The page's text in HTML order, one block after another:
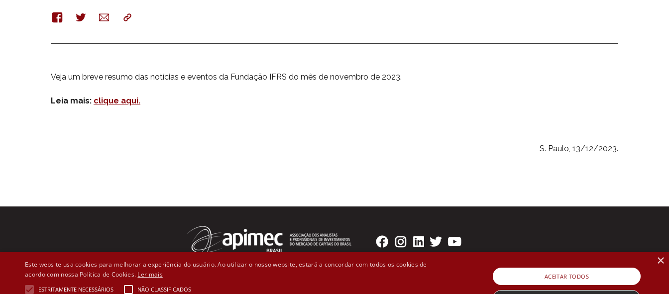
FacebookTwitterE-
mail
Copy
Veja um breve resumo das notícias e eventos da Fundação IFRS do mês de novembro de 2023.
Leia mais: clique aqui.
S. Paulo, 13/12/2023.
×
Este website usa cookies para melhorar a experiência do usuário. Ao utilizar o nosso website, estará a concordar com todos os cookies de
acordo com nossa Política de Cookies. Ler mais
ESTRITAMENTE NECESSÁRIOS NÃO CLASSIFICADOS
ACEITAR TODOS